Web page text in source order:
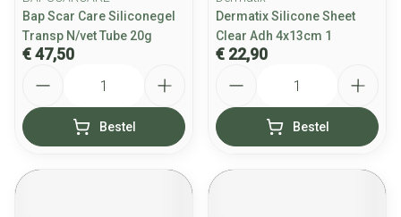
Bap Scar Care Siliconegel
Transp N/vet Tube 20g
€ 47,50
Bestel
Dermatix Silicone Sheet
Clear Adh 4x13cm 1
€ 22,90
Bestel